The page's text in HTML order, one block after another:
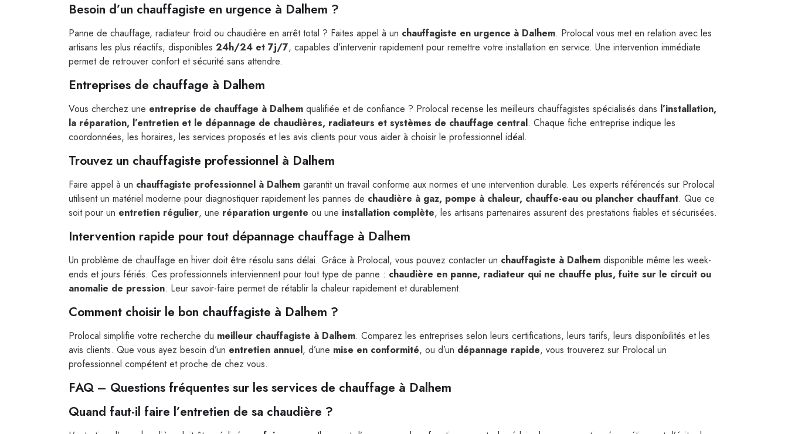
Besoin d’un chauffagiste en urgence à Dalhem ?
Panne de chauffage, radiateur froid ou chaudière en arrêt total ? Faites appel à un chauffagiste en urgence à Dalhem. Prolocal vous met en relation avec les
artisans les plus réactifs, disponibles 24h/24 et 7j/7, capables d’intervenir rapidement pour remettre votre installation en service. Une intervention immédiate
permet de retrouver confort et sécurité sans attendre.
Entreprises de chauffage à Dalhem
Vous cherchez une entreprise de chauffage à Dalhem qualifiée et de confiance ? Prolocal recense les meilleurs chauffagistes spécialisés dans l’installation,
la réparation, l’entretien et le dépannage de chaudières, radiateurs et systèmes de chauffage central. Chaque fiche entreprise indique les
coordonnées, les horaires, les services proposés et les avis clients pour vous aider à choisir le professionnel idéal.
Trouvez un chauffagiste professionnel à Dalhem
Faire appel à un chauffagiste professionnel à Dalhem garantit un travail conforme aux normes et une intervention durable. Les experts référencés sur Prolocal
utilisent un matériel moderne pour diagnostiquer rapidement les pannes de chaudière à gaz, pompe à chaleur, chauffe-eau ou plancher chauffant. Que ce
soit pour un entretien régulier, une réparation urgente ou une installation complète, les artisans partenaires assurent des prestations fiables et sécurisées.
Intervention rapide pour tout dépannage chauffage à Dalhem
Un problème de chauffage en hiver doit être résolu sans délai. Grâce à Prolocal, vous pouvez contacter un chauffagiste à Dalhem disponible même les week-
ends et jours fériés. Ces professionnels interviennent pour tout type de panne : chaudière en panne, radiateur qui ne chauffe plus, fuite sur le circuit ou
anomalie de pression. Leur savoir-faire permet de rétablir la chaleur rapidement et durablement.
Comment choisir le bon chauffagiste à Dalhem ?
Prolocal simplifie votre recherche du meilleur chauffagiste à Dalhem. Comparez les entreprises selon leurs certifications, leurs tarifs, leurs disponibilités et les
avis clients. Que vous ayez besoin d’un entretien annuel, d’une mise en conformité, ou d’un dépannage rapide, vous trouverez sur Prolocal un
professionnel compétent et proche de chez vous.
FAQ – Questions fréquentes sur les services de chauffage à Dalhem
Quand faut-il faire l’entretien de sa chaudière ?